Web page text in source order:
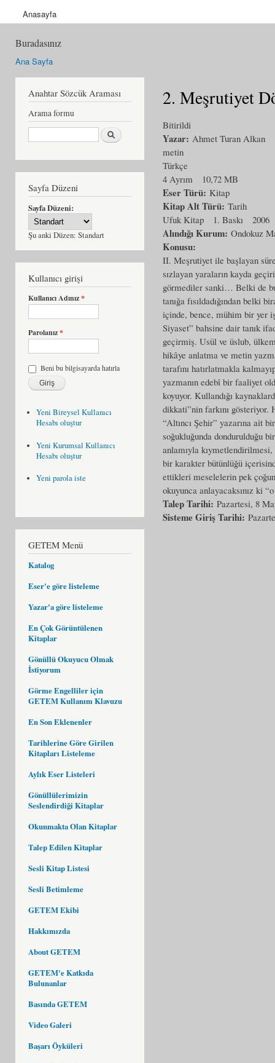
Anasayfa
Buradasınız
Ana Sayfa
Anahtar Sözcük Araması
Arama formu
Ara
Sayfa Düzeni
Sayfa Düzeni:
Şu anki Düzen: Standart
Kullanıcı girişi
Kullanıcı Adınız*
Parolanız*
Beni bu bilgisayarda hatırla
Yeni Bireysel Kullanıcı
Hesabı oluştur
Yeni Kurumsal Kullanıcı
Hesabı oluştur
Yeni parola iste
GETEM Menü
Katalog
Eser'e göre listeleme
Yazar'a göre listeleme
En Çok Görüntülenen
Kitaplar
Gönüllü Okuyucu Olmak
İstiyorum
Görme Engelliler için
GETEM Kullanım Klavuzu
En Son Eklenenler
Tarihlerine Göre Girilen
Kitapları Listeleme
Aylık Eser Listeleri
Gönüllülerimizin
Seslendirdiği Kitaplar
Okunmakta Olan Kitaplar
Talep Edilen Kitaplar
Sesli Kitap Listesi
Sesli Betimleme
GETEM Ekibi
Hakkımızda
About GETEM
GETEM'e Katkıda
Bulunanlar
Basında GETEM
Video Galeri
Başarı Öyküleri
2. Meşrutiyet
Bitirildi
Yazar: Ahmet Turan Alkan
metin
Türkçe
4 Ayrım
10,72 MB
Eser Türü: Kitap
Kitap Alt Türü: Tarih
Ufuk Kitap
1. Baskı 2006
Alındığı Kurum: Ondokuz
Konusu:
II. Meşrutiyet ile başlayan
sızlayan yaraların kayda
görmediler sanki… Belki de bu
tanığa fısıldadığından belki
içinde, bence, mühim bir yer
Siyaset” bahsine dair tanık
geçirmiş. Usül ve üslub,
hikâye anlatma ve metin
tarafını hatırlatmakla
yazmanın edebî bir faaliyet
koyuyor. Kullandığı
dikkati”nin farkını gösteriyor.
“Altıncı Şehir” yazarına ait
soğukluğunda dondurulduğu
anlamıyla
bir karakter bütünlüğü
ettikleri meselelerin pek
okuyunca anlayacaksınız ki
Talep Tarihi: Pazartesi, 8
Sisteme Giriş Tarihi: